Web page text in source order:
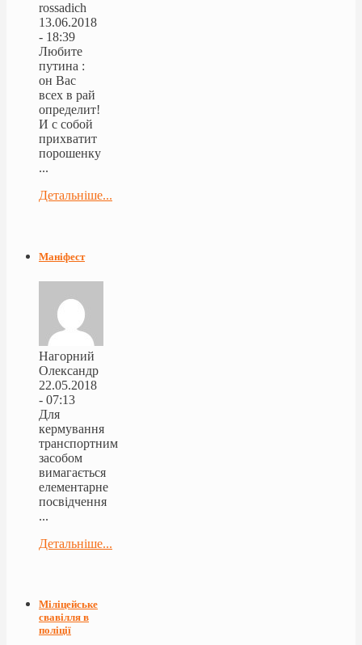
rossadich
13.06.2018
- 18:39
Любите
путина :
он Вас
всех в рай
определит!
И с собой
прихватит
порошенку
...
Детальніше...
Маніфест
Нагорний
Олександр
22.05.2018
- 07:13
Для
кермування
транспортним
засобом
вимагається
елементарне
посвідчення
...
Детальніше...
Міліцейське
свавілля в
поліції